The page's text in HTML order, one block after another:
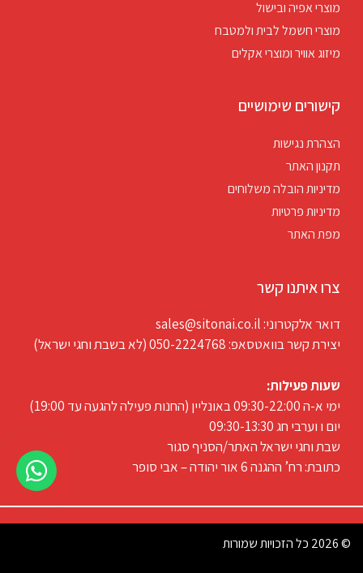
מוצרי אפיה ובישול
מוצרי חשמל לבית ולמטבח
מיזוג אוויר ומוצרי אקלים
קישורים שימושיים
הצהרת נגישות
תקנון האתר
מדיניות הובלה משלוחים
מדיניות פרטיות
מפת האתר
צרו איתנו קשר
דואר אלקטרוני: sales@sitonai.co.il
יצירת קשר בוואטסאפ: 050-2224768 (לא בשבת וחגי ישראל)
שעות פעילות:
ימי א-ה 09:30-22:00 באונליין (החנות פעילה להגעה עד 19:00)
יום ו וערבי חג 09:30-13:30
שבת וחגי ישראל האתר/הסניף סגור
כתובת: רח’ ההגנה 6 אור יהודה – אבי סופר
© 2026 כל הזכויות שמורות